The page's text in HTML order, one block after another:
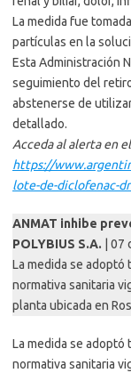
La medida fue
partículas en la
Esta Administración
seguimiento del
abstenerse de
detallado.
Acceda al alerta en
https://
lote-de-diclofenac-
ANMAT inhibe
POLYBIUS S.A. | 07
La medida se
normativa sanitaria
planta ubicada en
La medida se
normativa sanitaria